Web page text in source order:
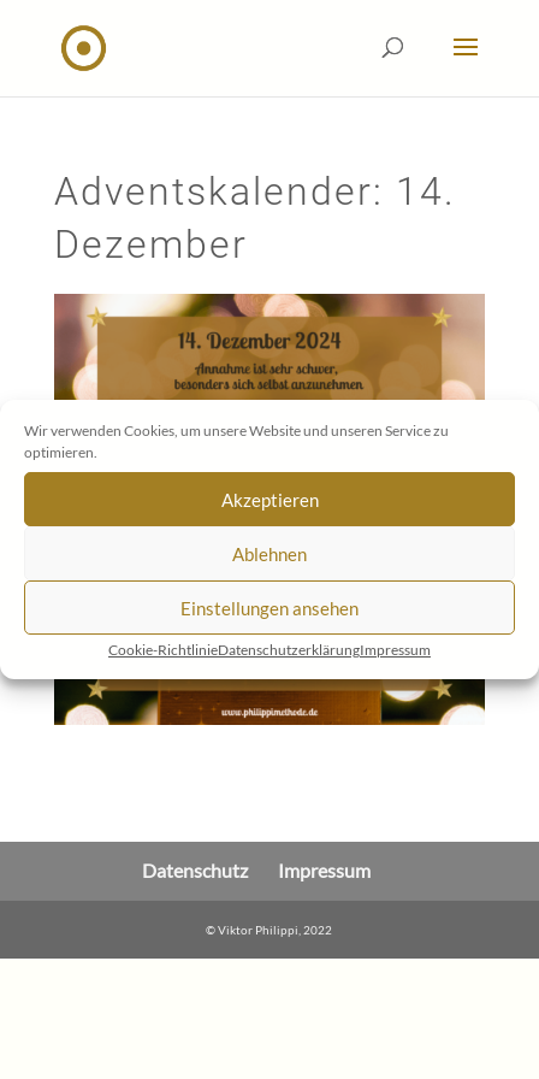
Wir verwenden Cookies, um unsere Website und unseren Service zu
optimieren.
Akzeptieren
Ablehnen
Einstellungen ansehen
Cookie-RichtlinieDatenschutzerklärungImpressum
Adventskalender: 14.
Dezember
Datenschutz Impressum
© Viktor Philippi, 2022